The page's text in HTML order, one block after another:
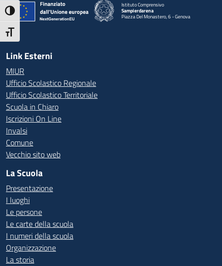
Attiva/disattiva alto contrasto
Attiva/disattiva dimensione testo
Istituto Comprensivo
Sampierdarena
Piazza Del Monastero, 6 - Genova
— Visita la pagina iniziale della scuola
Link Esterni
MIUR
Ufficio Scolastico Regionale
Ufficio Scolastico Territoriale
Scuola in Chiaro
Iscrizioni On Line
Invalsi
Comune
Vecchio sito web
La Scuola
Presentazione
I luoghi
Le persone
Le carte della scuola
I numeri della scuola
Organizzazione
La storia